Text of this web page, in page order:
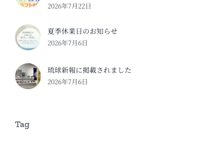
2026年7月22日
夏季休業日のお知らせ
2026年7月6日
琉球新報に掲載されました
2026年7月6日
Tag